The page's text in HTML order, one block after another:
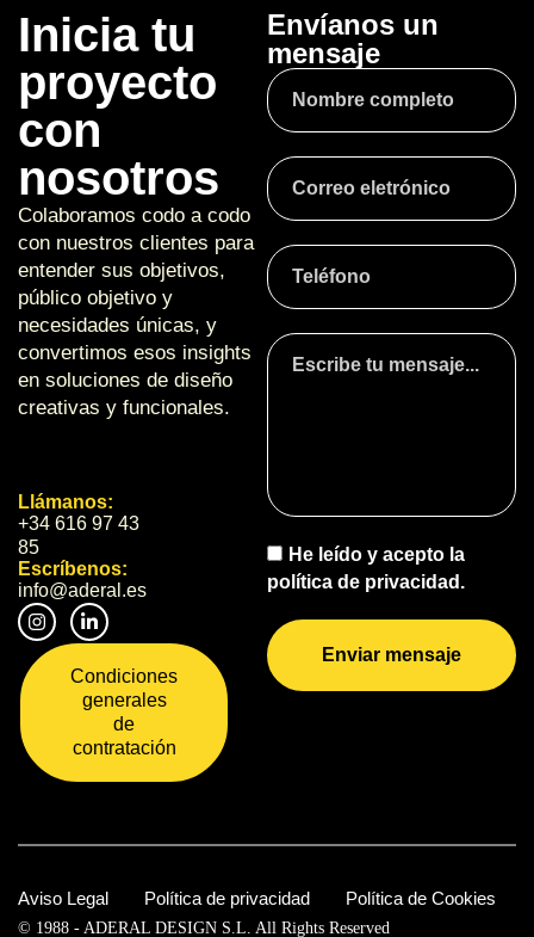
Inicia tu
proyecto
con
nosotros
Colaboramos codo a codo
con nuestros clientes para
entender sus objetivos,
público objetivo y
necesidades únicas, y
convertimos esos insights
en soluciones de diseño
creativas y funcionales.
Llámanos:
+34 616 97 43
85
Escríbenos:
info@aderal.es
Condiciones
generales
de
contratación
Envíanos un
mensaje
He leído y acepto la
política de privacidad.
Enviar mensaje
© 1988 - ADERAL DESIGN S.L. All Rights Reserved
Aviso Legal Política de privacidad Política de Cookies